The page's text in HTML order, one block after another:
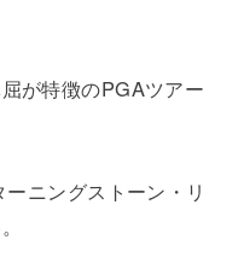
が特徴のPGAツアー
ニングストーン・リ